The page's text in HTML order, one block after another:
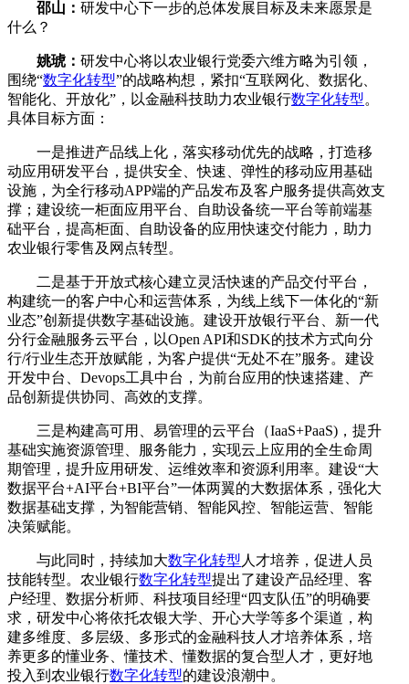
邵山： 研发中心下一步的总体发展目标及未来愿景是
什么？
姚琥： 研发中心将以农业银行党委六维方略为引领，
围绕“数字化转型”的战略构想，紧扣“互联网化、数据化、
智能化、开放化”，以金融科技助力农业银行数字化转型。
具体目标方面：
一是推进产品线上化，落实移动优先的战略，打造移
动应用研发平台，提供安全、快速、弹性的移动应用基础
设施，为全行移动APP端的产品发布及客户服务提供高效支
撑；建设统一柜面应用平台、自助设备统一平台等前端基
础平台，提高柜面、自助设备的应用快速交付能力，助力
农业银行零售及网点转型。
二是基于开放式核心建立灵活快速的产品交付平台，
构建统一的客户中心和运营体系，为线上线下一体化的“新
业态”创新提供数字基础设施。建设开放银行平台、新一代
分行金融服务云平台，以Open API和SDK的技术方式向分
行/行业生态开放赋能，为客户提供“无处不在”服务。建设
开发中台、Devops工具中台，为前台应用的快速搭建、产
品创新提供协同、高效的支撑。
三是构建高可用、易管理的云平台（IaaS+PaaS)，提升
基础实施资源管理、服务能力，实现云上应用的全生命周
期管理，提升应用研发、运维效率和资源利用率。建设“大
数据平台+AI平台+BI平台”一体两翼的大数据体系，强化大
数据基础支撑，为智能营销、智能风控、智能运营、智能
决策赋能。
与此同时，持续加大数字化转型 人才培养，促进人员
技能转型。农业银行数字化转型提出了建设产品经理、客
户经理、数据分析师、科技项目经理“四支队伍”的明确要
求，研发中心将依托农银大学、开心大学等多个渠道，构
建多维度、多层级、多形式的金融科技人才培养体系，培
养更多的懂业务、懂技术、懂数据的复合型人才，更好地
投入到农业银行数字化转型的建设浪潮中。